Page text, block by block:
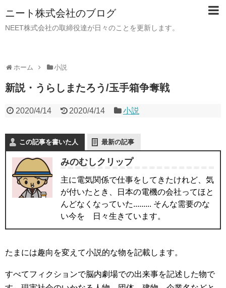
ニート株式会社のブログ
NEET株式会社の取締役達が日々のことを更新します。
ホーム 小説
新説・うらしまたろう/玉手箱争奪戦
2020/4/14 2020/4/14 小説
この記事を書いた人 最新の記事
みのむしクリップ
主に電気関係で仕事をしてきたけれど、気
が付いたとき、日本の電機の会社ってほと
んどなくなっていた......... そんな需要のな
い今を 日々生きています。
たまには趣向を変えて小説的な物を記載します。
すべてフィクションで脳内劇場での出来事を記述した物で